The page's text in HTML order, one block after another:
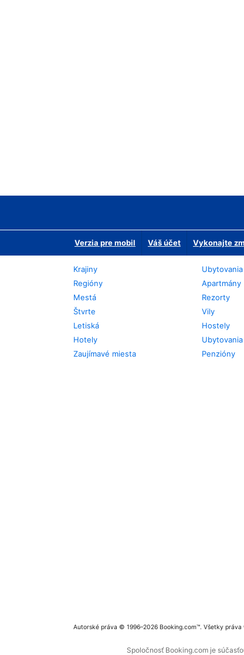
Verzia pre mobil Váš účet Vykonajte
Krajiny
Regióny
Mestá
Štvrte
Letiská
Hotely
Zaujímavé miesta
Apartmány
Rezorty
Vily
Hostely
Penzióny
Autorské práva © 1996–2026 Booking.com™. Všetky práva
Spoločnosť Booking.com je